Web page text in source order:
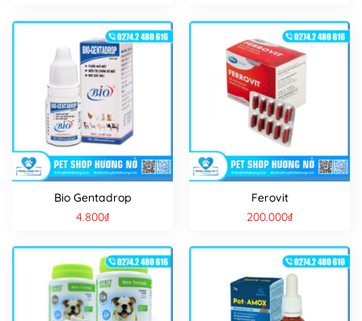
Bio Gentadrop
4.800₫
Ferovit
200.000₫